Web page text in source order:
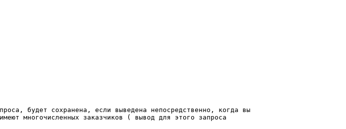
будет сохранена, если выведена непосредственно, когда вы
многочисленных заказчиков ( вывод для этого запроса